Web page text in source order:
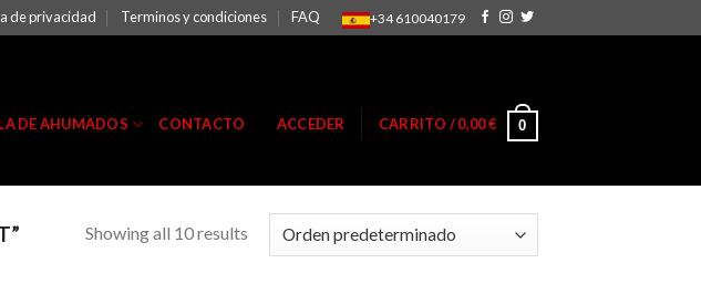
de privacidad Terminos y condiciones FAQ +34 610040179
DE AHUMADOS CONTACTO ACCEDER CARRITO /0,00€ 0
Showing all 10 results